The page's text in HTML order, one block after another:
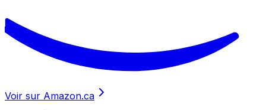
Voir sur Amazon.ca